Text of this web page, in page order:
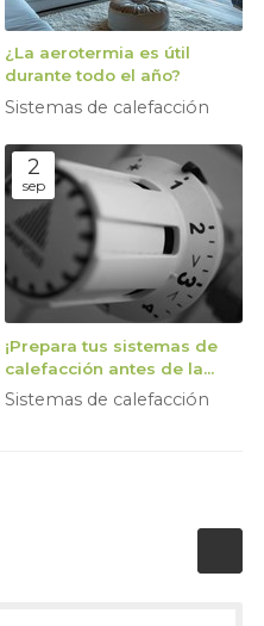
¿La aerotermia es útil
durante todo el año?
Sistemas de calefacción
2
sep
¡Prepara tus sistemas de
calefacción antes de la
llegada del frío!
Sistemas de calefacción